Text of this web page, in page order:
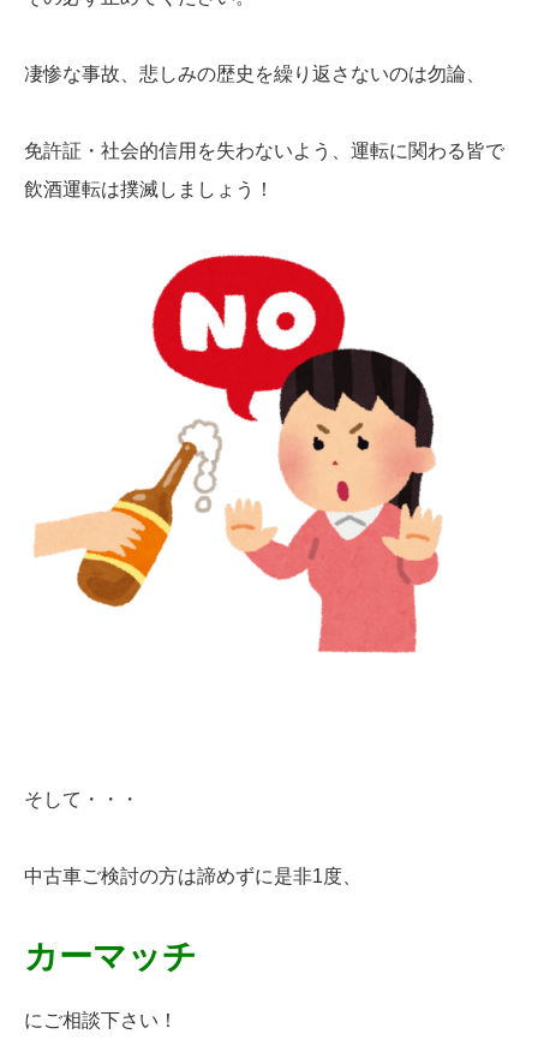
凄惨な事故、悲しみの歴史を繰り返さないのは勿論、
免許証・社会的信用を失わないよう、運転に関わる皆で
飲酒運転は撲滅しましょう！
そして・・・
中古車ご検討の方は諦めずに是非1度、
カーマッチ
にご相談下さい！